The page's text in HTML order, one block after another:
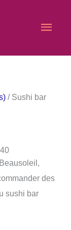
/ Sushi bar
des
sushi bar